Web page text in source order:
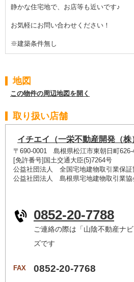
静かな住宅地で、お店等も近いです♪
お気軽にお問い合わせください！
※建築条件無し
地図
この物件の周辺地図を開く
取り扱い店舗
イチエイ（一栄不動産開発（株
〒690-0001 島根県松江市東朝日町626-
[免許番号]国土交通大臣(5)7264号
公益社団法人 全国宅地建物取引業保証
公益社団法人 島根県宅地建物取引業協
0852-20-7788
ご連絡の際は「山陰不動産ナ
ズです
FAX 0852-20-7768